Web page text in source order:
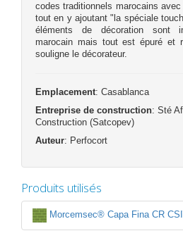
codes traditionnels marocains
tout en y ajoutant "la spéciale
éléments de décoration sont
marocain mais tout est épuré et
souligne le décorateur.
Emplacement: Casablanca
Entreprise de construction: Sté
Construction (Satcopev)
Auteur: Perfocort
Produits utilisés
Morcemsec® Capa Fina CR